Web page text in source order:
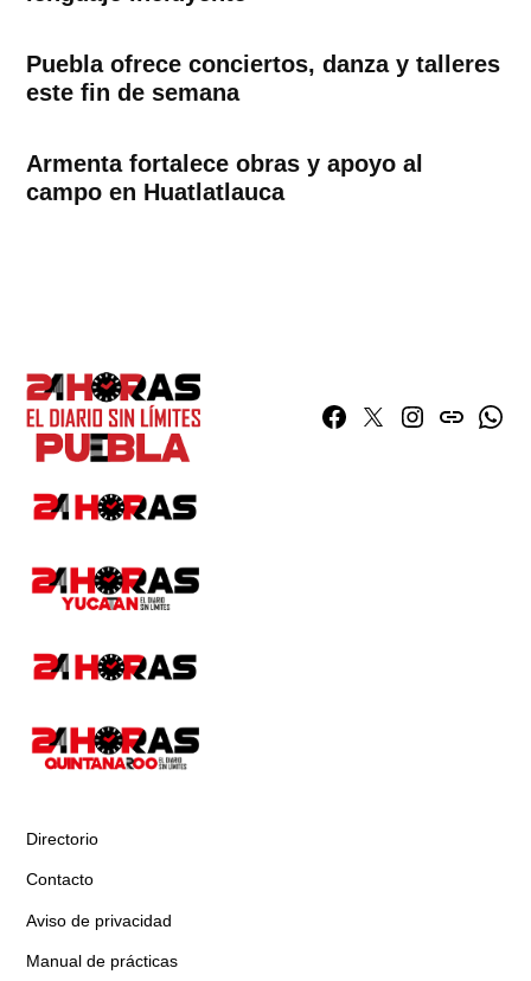
Puebla ofrece conciertos, danza y talleres
este fin de semana
Armenta fortalece obras y apoyo al
campo en Huatlatlauca
Facebook
TwitterInstagram
issuu
Directorio
Contacto
Aviso de privacidad
Manual de prácticas